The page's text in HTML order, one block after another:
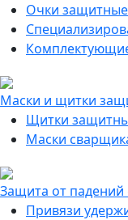
Очки
Маски и щитки
Щитки
Маски
Защита от падений
Привязи